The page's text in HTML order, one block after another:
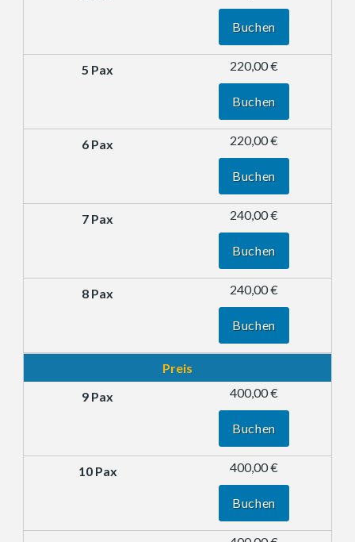
Buchen
220,00 €
Buchen
220,00 €
Buchen
240,00 €
Buchen
240,00 €
Buchen
Preis
400,00 €
Buchen
400,00 €
Buchen